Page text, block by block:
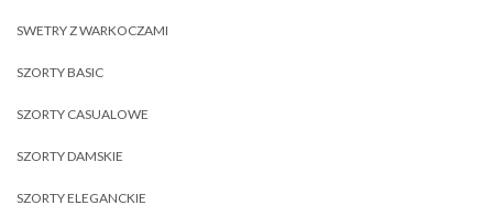
SWETRY Z WARKOCZAMI
SZORTY BASIC
SZORTY CASUALOWE
SZORTY DAMSKIE
SZORTY ELEGANCKIE